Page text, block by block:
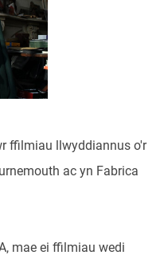
ffilmiau llwyddiannus o'r
ac yn Fabrica
mae ei ffilmiau wedi